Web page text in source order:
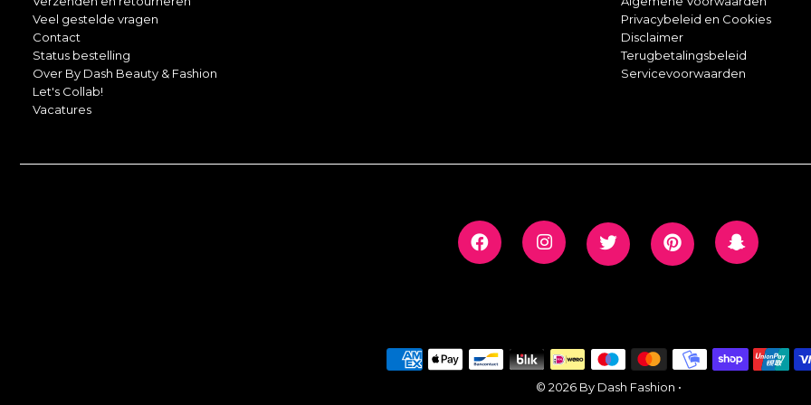
Veel gestelde vragen
Contact
Status bestelling
Over By Dash Beauty & Fashion
Let's Collab!
Vacatures
Privacybeleid en Cookies
Disclaimer
Terugbetalingsbeleid
Servicevoorwaarden
© 2026 By Dash Fashion •